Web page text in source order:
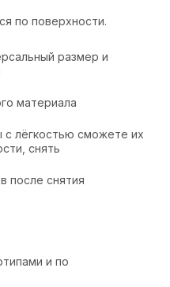
по поверхности.
размер и
материала
с лёгкостью сможете их
снять
после снятия
и по